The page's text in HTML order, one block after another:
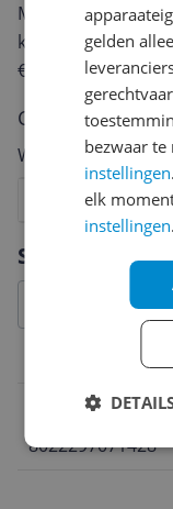
Specificaties
8022297071428
Met jouw mening
keuze te maken
€250,-!
Klik hier
Cijfer
Welk cijfer geef jij
3
2
gelden
bezwaar
instellingen
elk
instellingen.